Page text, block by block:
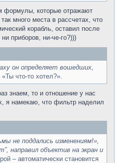
формулы, которые отражают
много места в рассчетах, что
корабль, оставил после
приборов, ни-че-го?)))
он определяет вошедших,
что-то хотел?».
знаем, то и отношение у нас
я намекаю, что фильтр наделил
не поддались изменениям!»,
направил объектив на экран и
– автоматически становится